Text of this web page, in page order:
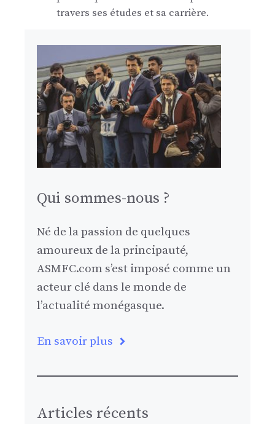
travers ses études et sa carrière.
Qui sommes-nous ?
Né de la passion de quelques
amoureux de la principauté,
ASMFC.com s’est imposé comme un
acteur clé dans le monde de
l’actualité monégasque.
En savoir plus
Articles récents